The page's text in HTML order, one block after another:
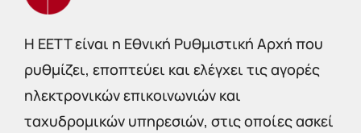
Η EETT είναι η Εθνική Ρυθμιστική Αρχή που
ρυθμίζει, εποπτεύει και ελέγχει τις αγορές
ηλεκτρονικών επικοινωνιών και
ταχυδρομικών υπηρεσιών, στις οποίες ασκεί